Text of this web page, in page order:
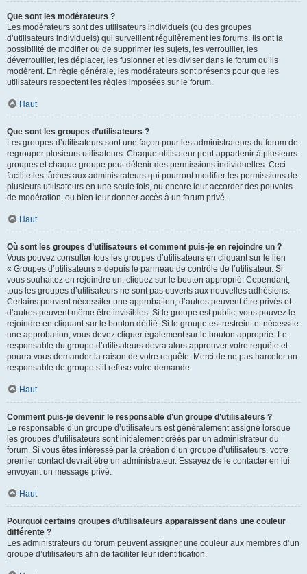
Que sont les modérateurs ?
Les modérateurs sont des utilisateurs individuels (ou des groupes
d’utilisateurs individuels) qui surveillent régulièrement les forums. Ils ont la
possibilité de modifier ou de supprimer les sujets, les verrouiller, les
déverrouiller, les déplacer, les fusionner et les diviser dans le forum qu’ils
modèrent. En règle générale, les modérateurs sont présents pour que les
utilisateurs respectent les règles imposées sur le forum.
Haut
Que sont les groupes d’utilisateurs ?
Les groupes d’utilisateurs sont une façon pour les administrateurs du forum de
regrouper plusieurs utilisateurs. Chaque utilisateur peut appartenir à plusieurs
groupes et chaque groupe peut détenir des permissions individuelles. Ceci
facilite les tâches aux administrateurs qui pourront modifier les permissions de
plusieurs utilisateurs en une seule fois, ou encore leur accorder des pouvoirs
de modération, ou bien leur donner accès à un forum privé.
Haut
Où sont les groupes d’utilisateurs et comment puis-je en rejoindre un ?
Vous pouvez consulter tous les groupes d’utilisateurs en cliquant sur le lien
« Groupes d’utilisateurs » depuis le panneau de contrôle de l’utilisateur. Si
vous souhaitez en rejoindre un, cliquez sur le bouton approprié. Cependant,
tous les groupes d’utilisateurs ne sont pas ouverts aux nouvelles adhésions.
Certains peuvent nécessiter une approbation, d’autres peuvent être privés et
d’autres peuvent même être invisibles. Si le groupe est public, vous pouvez le
rejoindre en cliquant sur le bouton dédié. Si le groupe est restreint et nécessite
une approbation, vous devez cliquer également sur le bouton approprié. Le
responsable du groupe d’utilisateurs devra alors approuver votre requête et
pourra vous demander la raison de votre requête. Merci de ne pas harceler un
responsable de groupe s’il refuse votre demande.
Haut
Comment puis-je devenir le responsable d’un groupe d’utilisateurs ?
Le responsable d’un groupe d’utilisateurs est généralement assigné lorsque
les groupes d’utilisateurs sont initialement créés par un administrateur du
forum. Si vous êtes intéressé par la création d’un groupe d’utilisateurs, votre
premier contact devrait être un administrateur. Essayez de le contacter en lui
envoyant un message privé.
Haut
Pourquoi certains groupes d’utilisateurs apparaissent dans une couleur
différente ?
Les administrateurs du forum peuvent assigner une couleur aux membres d’un
groupe d’utilisateurs afin de faciliter leur identification.